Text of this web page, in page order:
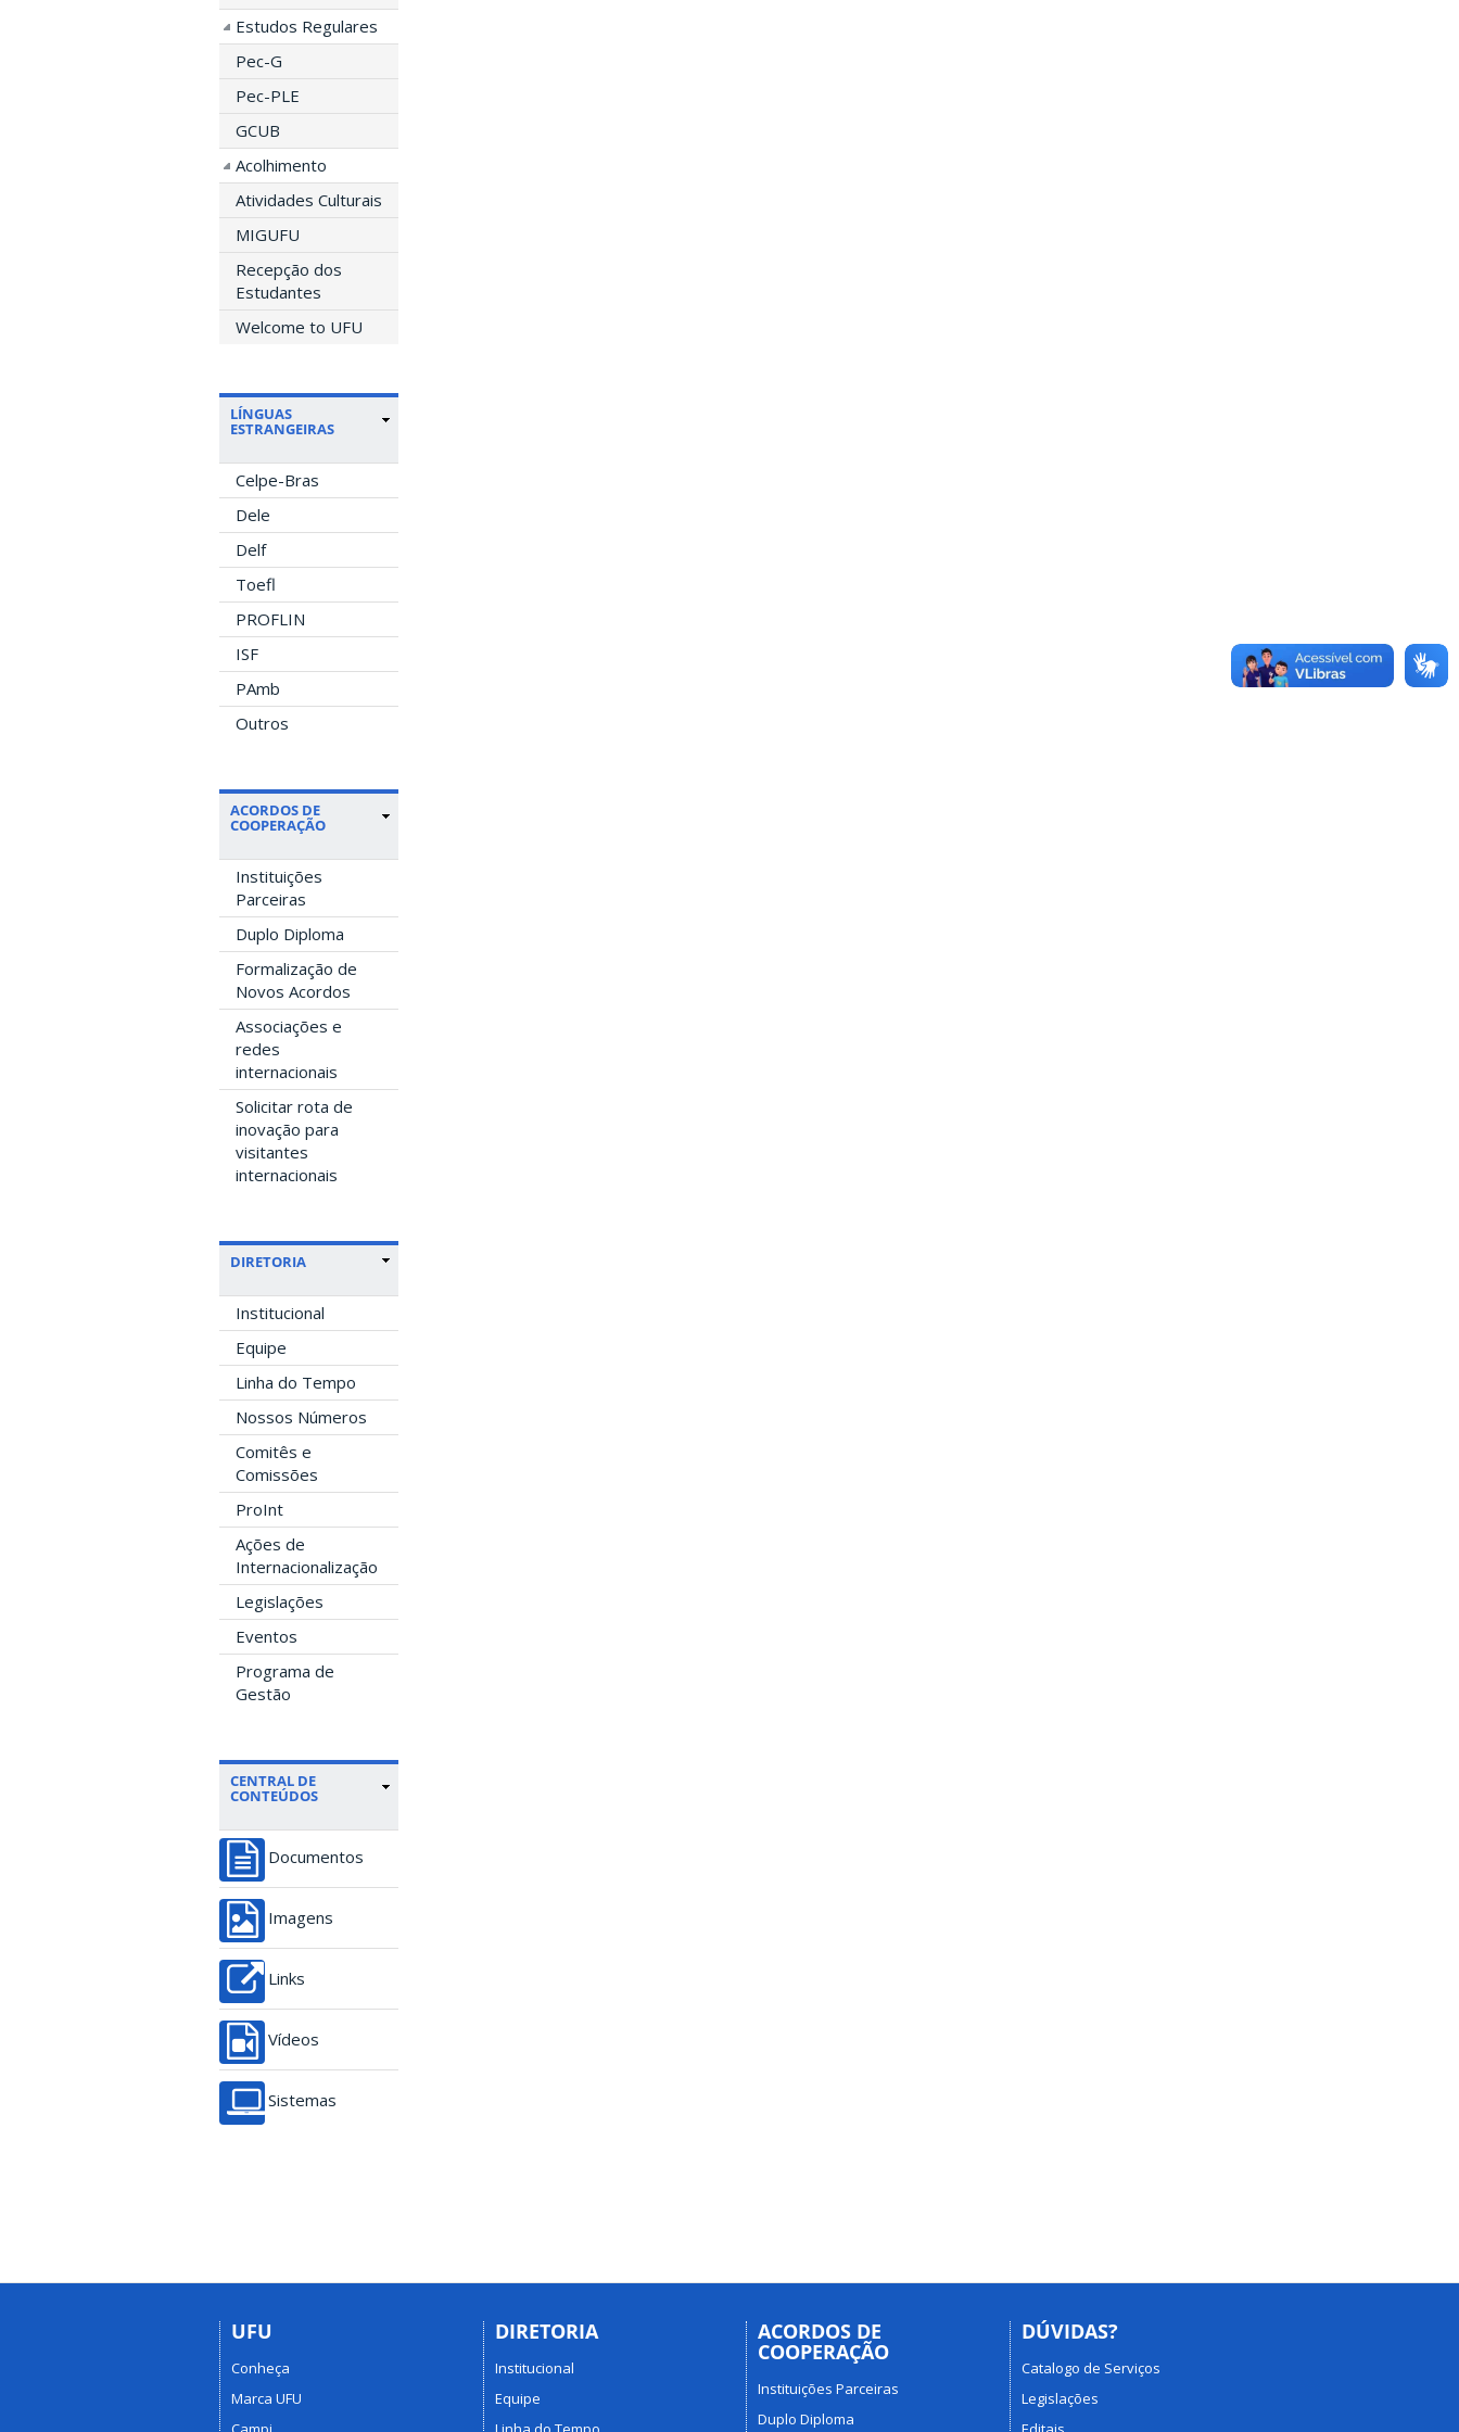
Estudos Regulares
Pec-G
Pec-PLE
GCUB
Acolhimento
Atividades Culturais
MIGUFU
Recepção dos
Estudantes
Welcome to UFU
LÍNGUAS
ESTRANGEIRAS
Celpe-Bras
Dele
Delf
Toefl
PROFLIN
ISF
PAmb
Outros
ACORDOS DE
COOPERAÇÃO
Instituições
Parceiras
Duplo Diploma
Formalização de
Novos Acordos
Associações e
redes
internacionais
Solicitar rota de
inovação para
visitantes
internacionais
DIRETORIA
Institucional
Equipe
Linha do Tempo
Nossos Números
Comitês e
Comissões
ProInt
Ações de
Internacionalização
Legislações
Eventos
Programa de
Gestão
CENTRAL DE
CONTEÚDOS
Documentos
Imagens
Links
Vídeos
Sistemas
UFU
Conheça
Marca UFU
DIRETORIA
Institucional
Equipe
ACORDOS DE
COOPERAÇÃO
Instituições Parceiras
Duplo Diploma
DÚVIDAS?
Catalogo de Serviços
Legislações